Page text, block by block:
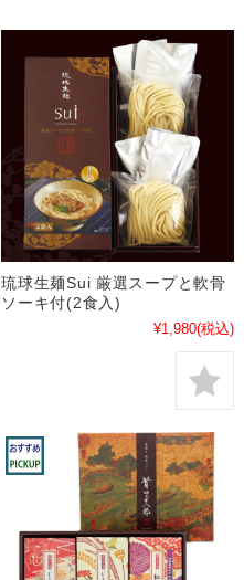
琉球生麺Sui 厳選スープと軟骨
ソーキ付(2食入)
¥1,980(税込)